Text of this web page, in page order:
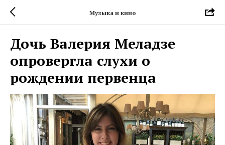
Музыка и кино
Дочь Валерия Меладзе
опровергла слухи о
рождении первенца